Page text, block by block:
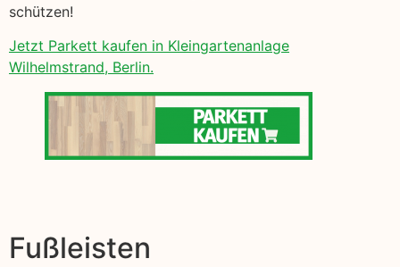
schützen!
Jetzt Parkett kaufen in Kleingartenanlage
Wilhelmstrand, Berlin.
Fußleisten